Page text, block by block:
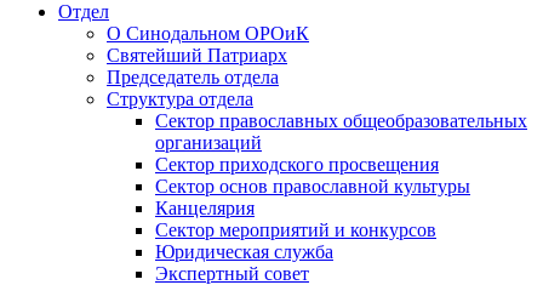
Отдел
О Синодальном ОРОиК
Святейший Патриарх
Председатель отдела
Структура отдела
Сектор православных общеобразовательных
организаций
Сектор приходского просвещения
Сектор основ православной культуры
Канцелярия
Сектор мероприятий и конкурсов
Юридическая служба
Экспертный совет